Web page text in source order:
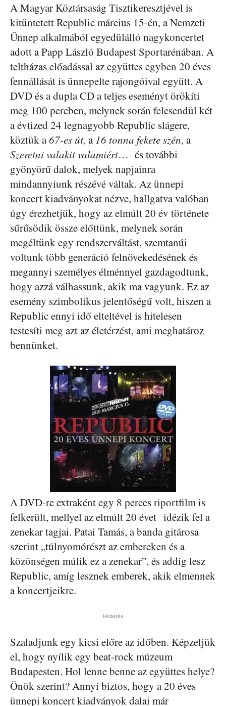
A Magyar Köztársaság Tisztikeresztjével is
kitüntetett Republic március 15-én, a Nemzeti
Ünnep alkalmából egyedülálló nagykoncertet
adott a Papp László Budapest Sportarénában. A
teltházas előadással az együttes egyben 20 éves
fennállását is ünnepelte rajongóival együtt. A
DVD és a dupla CD a teljes eseményt örökíti
meg 100 percben, melynek során felcsendül két
a évtized 24 legnagyobb Republic slágere,
köztük a67-es út, a16 tonna fekete szén, a
Szeretni valakit valamiért… és további
gyönyörű dalok, melyek napjainra
mindannyiunk részévé váltak. Az ünnepi
koncert kiadványokat nézve, hallgatva valóban
úgy érezhetjük, hogy az elmúlt 20 év története
sűrűsödik össze előttünk, melynek során
megéltünk egy rendszerváltást, szemtanúi
voltunk több generáció felnövekedésének és
megannyi személyes élménnyel gazdagodtunk,
hogy azzá válhassunk, akik ma vagyunk. Ez az
esemény szimbolikus jelentőségű volt, hiszen a
Republic ennyi idő elteltével is hitelesen
testesíti meg azt az életérzést, ami meghatároz
bennünket.
A DVD-re extraként egy 8 perces riportfilm is
felkerült, mellyel az elmúlt 20 évet idézik fel a
zenekar tagjai. Patai Tamás, a banda gitárosa
szerint „túlnyomórészt az embereken és a
közönségen múlik ez a zenekar”, és addig lesz
Republic, amíg lesznek emberek, akik elmennek
a koncertjeikre.
Hirdetés
Szaladjunk egy kicsi előre az időben. Képzeljük
el, hogy nyílik egy beat-rock múzeum
Budapesten. Hol lenne benne az együttes helye?
Önök szerint? Annyi biztos, hogy a 20 éves
ünnepi koncert kiadványok dalai már